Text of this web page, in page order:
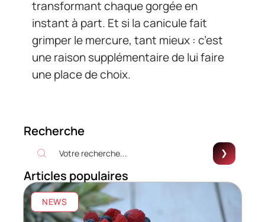
transformant chaque gorgée en
instant à part. Et si la canicule fait
grimper le mercure, tant mieux : c’est
une raison supplémentaire de lui faire
une place de choix.
Recherche
Articles populaires
NEWS